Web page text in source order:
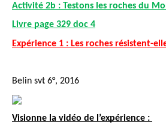
Activité 2b : Testons les roches du
Livre page 329 doc 4
Expérience 1 : Les roches résistent-
Belin svt 6°, 2016
Visionne la vidéo de l’expérience :